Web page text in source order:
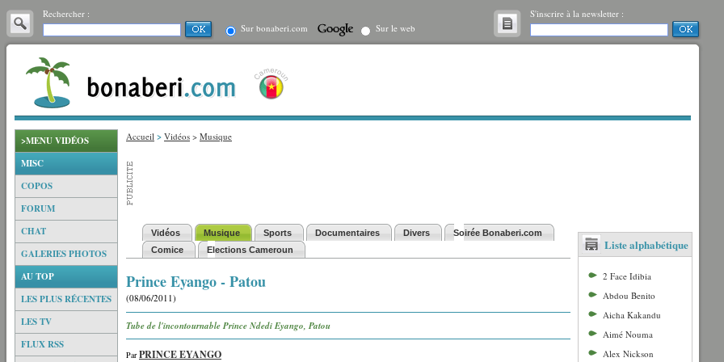
Rechercher :
Sur bonaberi.com
Sur le web
S'inscrire à la newsletter :
>MENU VIDÉOS
MISC
COPOS
FORUM
CHAT
GALERIES PHOTOS
AU TOP
LES PLUS RÉCENTES
LES TV
FLUX RSS
Accueil > Vidéos > Musique
Vidéos Musique Sports Documentaires Divers
Soirée Bonaberi.com
Comice
Elections Cameroun
Prince Eyango - Patou
(08/06/2011)
Tube de l'incontournable Prince Ndedi Eyango, Patou
ParPRINCE EYANGO
Liste alphabétique
2 Face Idibia
Abdou Benito
Aicha Kakandu
Aimé Nouma
Alex Nickson